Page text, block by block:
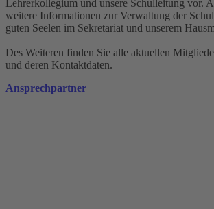
Lehrerkollegium und unsere Schulleitung vor.
weitere Informationen zur Verwaltung der
guten Seelen im Sekretariat und unserem
Des Weiteren finden Sie alle aktuellen
und deren Kontaktdaten.
Ansprechpartner